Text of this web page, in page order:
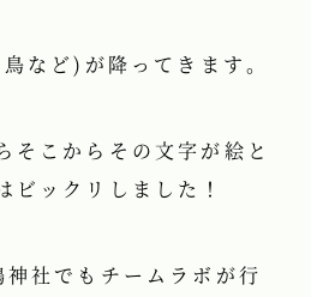
など)が降ってきます。
そこからその文字が絵と
ビックリしました！
社でもチームラボが行